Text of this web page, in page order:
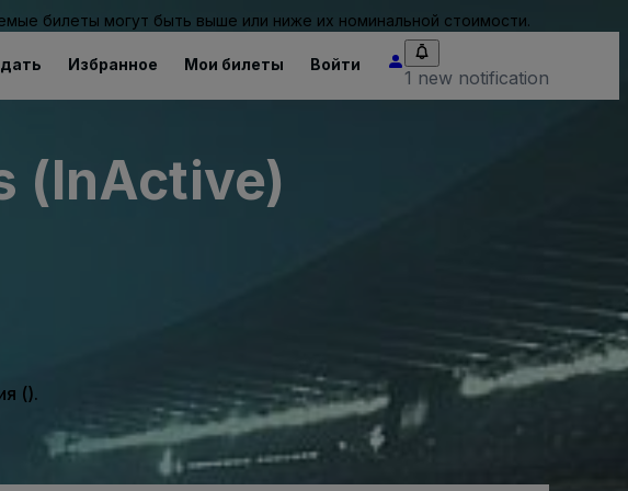
билеты могут быть выше или ниже их номинальной стоимости.
Избранное Мои билеты Войти
1 new notification
(InActive)
().